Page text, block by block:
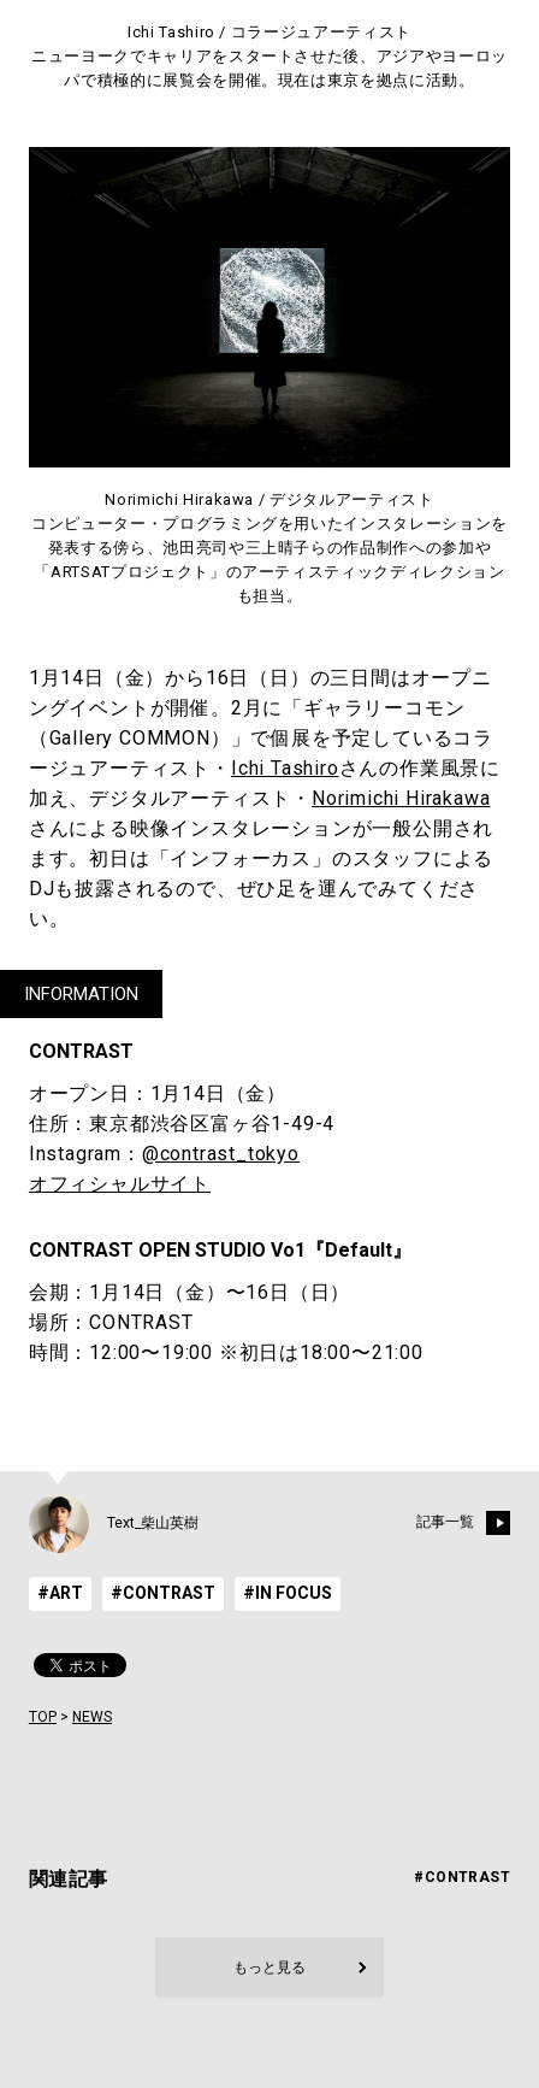
Ichi Tashiro / コラージュアーティスト
ニューヨークでキャリアをスタートさせた後、アジアやヨーロッ
パで積極的に展覧会を開催。現在は東京を拠点に活動。
Norimichi Hirakawa / デジタルアーティスト
コンピューター・プログラミングを用いたインスタレーションを
発表する傍ら、池田亮司や三上晴子らの作品制作への参加や
「ARTSATプロジェクト」のアーティスティックディレクション
も担当。
1月14日（金）から16日（日）の三日間はオープニ
ングイベントが開催。2月に「ギャラリーコモン
（Gallery COMMON）」で個展を予定しているコラ
ージュアーティスト・
Ichi Tashiroさんの作業風景に
加え、デジタルアーティスト・ Norimichi Hirakawa
さんによる映像インスタレーションが一般公開され
ます。初日は「インフォーカス」のスタッフによる
DJも披露されるので、ぜひ足を運んでみてくださ
い。
INFORMATION
CONTRAST
オープン日：1月14日（金）
住所：東京都渋谷区富ヶ谷1-49-4
Instagram： @contrast_tokyo
オフィシャルサイト
CONTRAST OPEN STUDIO Vo1『Default』
会期：1月14日（金）〜16日（日）
場所：CONTRAST
時間：12:00〜19:00 ※初日は18:00〜21:00
Text_柴山英樹 記事一覧
#ART #CONTRAST #IN FOCUS
TOP> NEWS
関連記事 #CONTRAST
もっと見る